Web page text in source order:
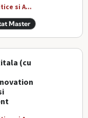
si A...
Master
(cu